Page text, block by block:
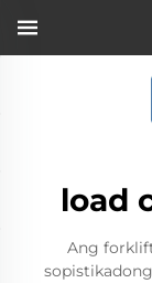
load
Ang